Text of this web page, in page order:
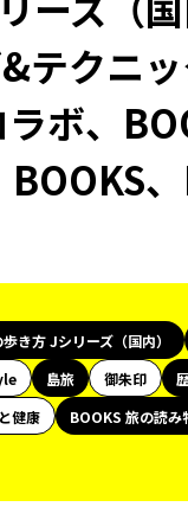
テクニ
ボ、
BOOKS
き方 Jシリーズ（国内）
島旅 御朱印
健康 BOOKS 旅の読み